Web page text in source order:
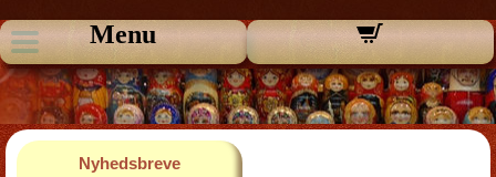
Menu
Nyhedsbreve